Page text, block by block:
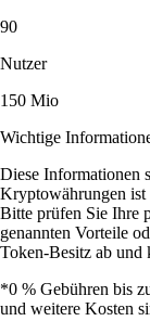
90
Nutzer
150 Mio
Wichtige
Diese Informationen
Kryptowährungen ist
Bitte prüfen Sie Ihre
genannten Vorteile
Token-Besitz ab und
*0 % Gebühren bis
und weitere Kosten